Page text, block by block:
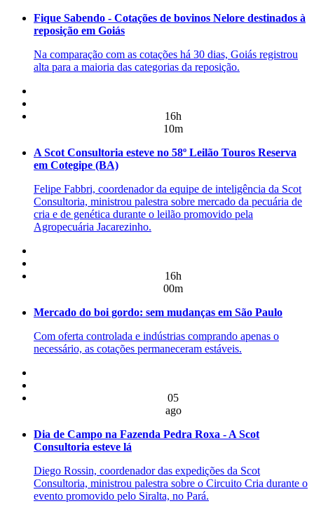
Fique Sabendo - Cotações de bovinos Nelore destinados à
reposição em Goiás
Na comparação com as cotações há 30 dias, Goiás registrou
alta para a maioria das categorias da reposição.
16h
10m
A Scot Consultoria esteve no 58º Leilão Touros Reserva
em Cotegipe (BA)
Felipe Fabbri, coordenador da equipe de inteligência da Scot
Consultoria, ministrou palestra sobre mercado da pecuária de
cria e de genética durante o leilão promovido pela
Agropecuária Jacarezinho.
16h
00m
Mercado do boi gordo: sem mudanças em São Paulo
Com oferta controlada e indústrias comprando apenas o
necessário, as cotações permaneceram estáveis.
05
ago
Dia de Campo na Fazenda Pedra Roxa - A Scot
Consultoria esteve lá
Diego Rossin, coordenador das expedições da Scot
Consultoria, ministrou palestra sobre o Circuito Cria durante o
evento promovido pelo Siralta, no Pará.